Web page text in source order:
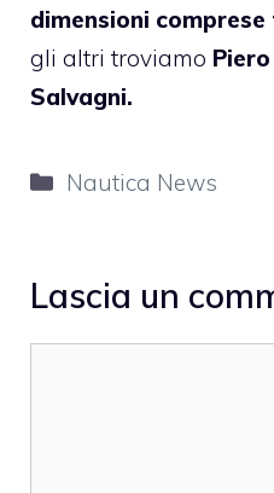
dimensioni
gli altri troviamo
Salvagni.
Categorie
Nautica News
Lascia un